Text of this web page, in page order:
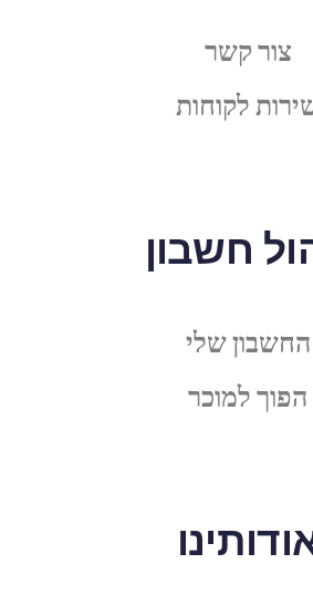
צור קשר
לקוחות
חשבון
החשבון שלי
הפוך למוכר